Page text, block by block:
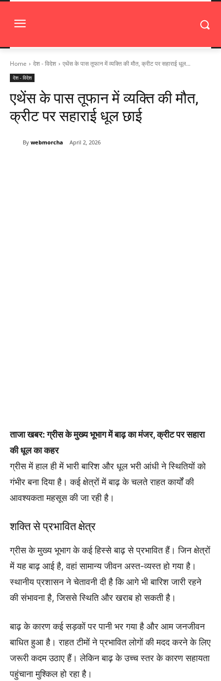
Home देश - विदेश एथेंस के पास तूफान में व्यक्ति की मौत, क्रीट पर सहाराई धूल...
देश - विदेश
एथेंस के पास तूफान में व्यक्ति की मौत,
क्रीट पर सहाराई धूल छाई
By webmorcha April 2, 2026
ताजा खबर: ग्रीस के मुख्य भूभाग में बाढ़ का मंजर, क्रीट पर सहारा
की धूल का कहर
ग्रीस में हाल ही में भारी बारिश और धूल भरी आंधी ने स्थितियों को
गंभीर बना दिया है। कई क्षेत्रों में बाढ़ के चलते राहत कार्यों की
आवश्यकता महसूस की जा रही है।
शक्ति से प्रभावित क्षेत्र
ग्रीस के मुख्य भूभाग के कई हिस्से बाढ़ से प्रभावित हैं। जिन क्षेत्रों
में यह बाढ़ आई है, वहां सामान्य जीवन अस्त-व्यस्त हो गया है।
स्थानीय प्रशासन ने चेतावनी दी है कि आगे भी बारिश जारी रहने
की संभावना है, जिससे स्थिति और खराब हो सकती है।
बाढ़ के कारण कई सड़कों पर पानी भर गया है और आम जनजीवन
बाधित हुआ है। राहत टीमों ने प्रभावित लोगों की मदद करने के लिए
जरूरी कदम उठाए हैं। लेकिन बाढ़ के उच्च स्तर के कारण सहायता
पहुंचाना मुश्किल हो रहा है।